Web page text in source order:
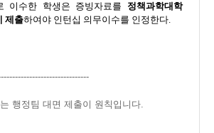
이수한 학생은 증빙자료를 정책과학대학
제출하여야 인턴십 의무이수를 인정한다.
행정팀 대면 제출이 원칙입니다.